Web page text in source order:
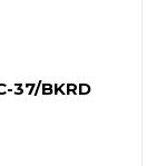
37/BKRD